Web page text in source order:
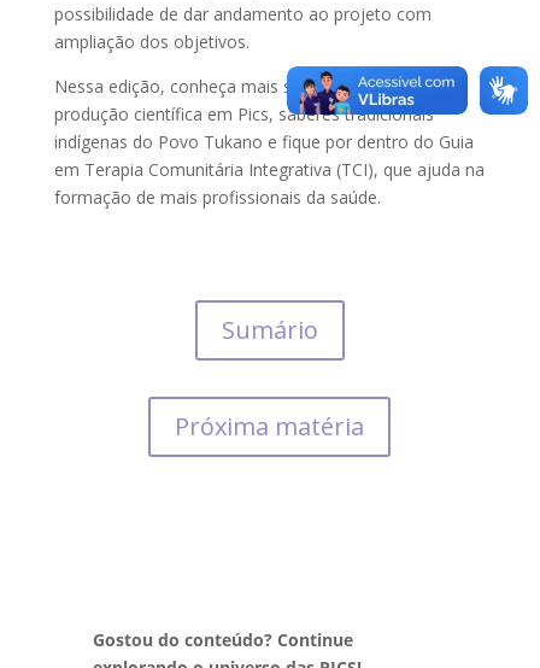
possibilidade de dar andamento ao projeto com
ampliação dos objetivos.
Nessa edição, conheça mais sobre os desafios da
produção científica em Pics, saberes tradicionais
indígenas do Povo Tukano e fique por dentro do Guia
em Terapia Comunitária Integrativa (TCI), que ajuda na
formação de mais profissionais da saúde.
Sumário
Próxima matéria
Gostou do conteúdo? Continue